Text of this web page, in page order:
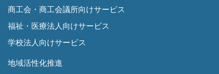
商工会・商工会議所向けサービス
福祉・医療法人向けサービス
学校法人向けサービス
地域活性化推進